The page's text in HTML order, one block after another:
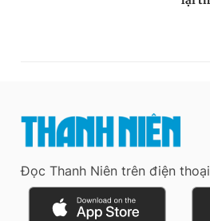
Đọc Thanh Niên trên điện thoại